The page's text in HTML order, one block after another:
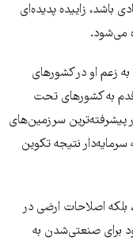
باشد، زاییده پدیده‌ای
می‌شود.
زعم او در کشورهای
به کشورهای تحت
سرزمین‌های
سرمایه‌دار نتیجه تکوین
اصلاحات ارضی در
برای صنعتی‌شدن به